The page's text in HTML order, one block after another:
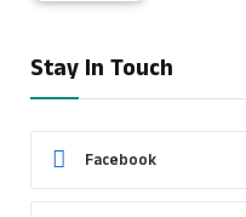
Stay In Touch
Facebook